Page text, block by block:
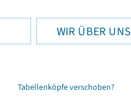
WIR ÜBER UNS
Tabellenköpfe verschoben?